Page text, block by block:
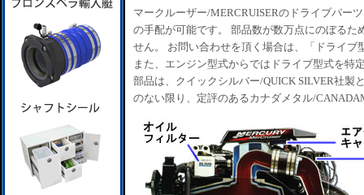
マークルーザー/MERCRUISERのドライブパー
の手配が可能です。 部品数が数万点にのぼる
せん。 お問い合わせを頂く場合は、「ドライ
また、エンジン型式からではドライブ型式を特
部品は、クイックシルバー/QUICK SILVER社製
のない限り、定評のあるカナダメタル/